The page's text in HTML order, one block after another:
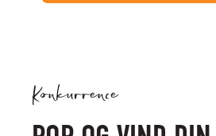
Konkurrence